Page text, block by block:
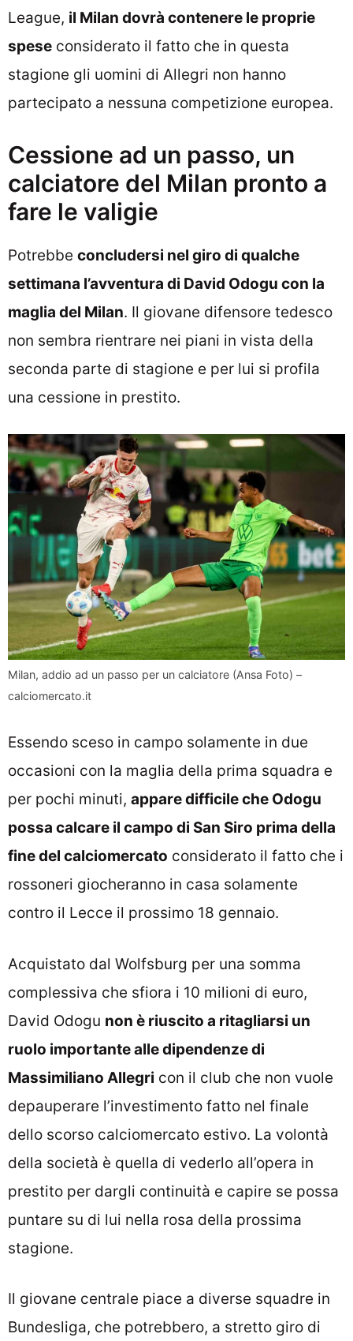
League, il Milan dovrà contenere le proprie
spese considerato il fatto che in questa
stagione gli uomini di Allegri non hanno
partecipato a nessuna competizione europea.
Cessione ad un passo, un
calciatore del Milan pronto a
fare le valigie
Potrebbe concludersi nel giro di qualche
settimana l’avventura di David Odogu con la
maglia del Milan. Il giovane difensore tedesco
non sembra rientrare nei piani in vista della
seconda parte di stagione e per lui si profila
una cessione in prestito.
Milan, addio ad un passo per un calciatore (Ansa Foto) –
calciomercato.it
Essendo sceso in campo solamente in due
occasioni con la maglia della prima squadra e
per pochi minuti, appare difficile che Odogu
possa calcare il campo di San Siro prima della
fine del calciomercato considerato il fatto che i
rossoneri giocheranno in casa solamente
contro il Lecce il prossimo 18 gennaio.
Acquistato dal Wolfsburg per una somma
complessiva che sfiora i 10 milioni di euro,
David Odogu non è riuscito a ritagliarsi un
ruolo importante alle dipendenze di
Massimiliano Allegri con il club che non vuole
depauperare l’investimento fatto nel finale
dello scorso calciomercato estivo. La volontà
della società è quella di vederlo all’opera in
prestito per dargli continuità e capire se possa
puntare su di lui nella rosa della prossima
stagione.
Il giovane centrale piace a diverse squadre in
Bundesliga, che potrebbero, a stretto giro di